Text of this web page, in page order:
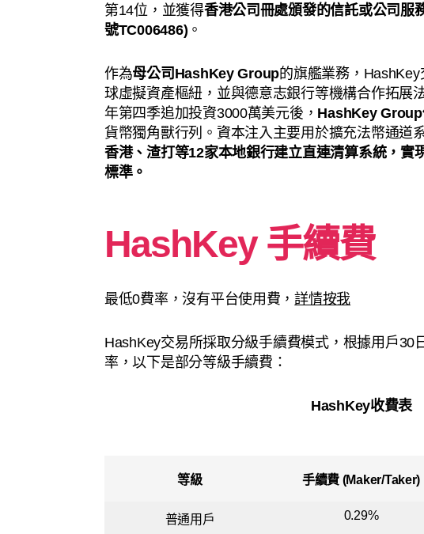
第14位，並獲得香港公司冊處頒發的信託或公司服
號TC006486) 。
作為母公司HashKey Group的旗艦業務，
球虛擬資產樞紐，並與德意志銀行等機構合作拓展
年第四季追加投資3000萬美元後， HashKey
貨幣獨角獸行列。資本注入主要用於擴充法幣通道
香港、渣打等12家本地銀行建立直連清算系統，實
標準。
HashKey 手續費
最低0費率，沒有平台使用費，詳情按我
HashKey交易所採取分級手續費模式，根據用戶30
率，以下是部分等級手續費：
HashKey收費表
等級 手續費 (Maker/Taker)
普通用戶 0.29%